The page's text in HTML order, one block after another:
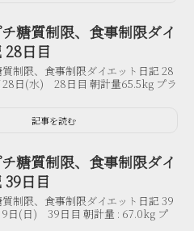
糖質制限、食事制限ダイ
28日目
制限、食事制限ダイエット日記 28
28日(水) 28日目 朝計量65.5kg プラ
記事を読む
糖質制限、食事制限ダイ
39日目
制限、食事制限ダイエット日記 39
9日(日) 39日目 朝計量 : 67.0kg プ